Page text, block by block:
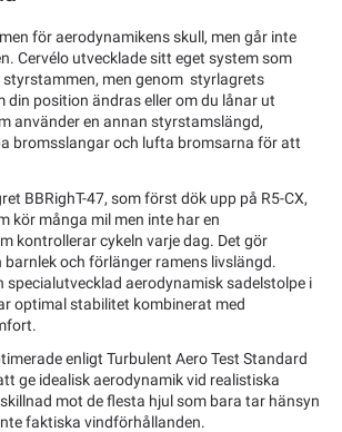
för aerodynamikens skull, men går inte
Cervélo utvecklade sitt eget system som
men genom styrlagrets
din position ändras eller om du lånar ut
använder en annan styrstamslängd,
bromsslangar och lufta bromsarna för att
BBRighT-47, som först dök upp på R5-CX,
kör många mil men inte har en
kontrollerar cykeln varje dag. Det gör
barnlek och förlänger ramens livslängd.
specialutvecklad aerodynamisk sadelstolpe i
optimal stabilitet kombinerat med
enligt Turbulent Aero Test Standard
ge idealisk aerodynamik vid realistiska
mot de flesta hjul som bara tar hänsyn
faktiska vindförhållanden.